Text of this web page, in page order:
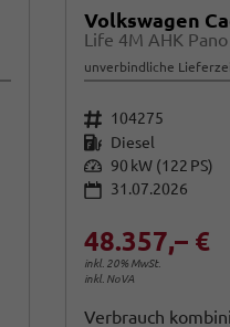
Volkswagen
Life 4M AHK
unverbindliche
Fahrzeugnr. 104275
Kraftstoff Diesel
Leistung 90 kW (122 PS)
31.07.2026
48.357,– €
inkl. 20% MwSt.
inkl. NoVA
Verbrauch